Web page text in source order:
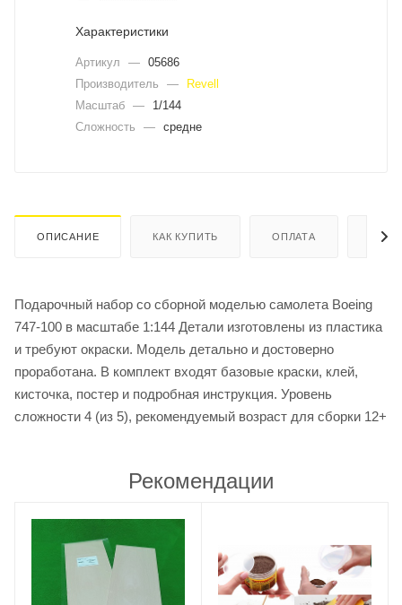
Характеристики
Артикул — 05686
Производитель
—
Revell
Масштаб —
1/144
Сложность
— средне
ОПИСАНИЕ КАК КУПИТЬ ОПЛАТА
Подарочный набор со сборной моделью самолета Boeing
747-100 в масштабе 1:144 Детали изготовлены из пластика
и требуют окраски. Модель детально и достоверно
проработана. В комплект входят базовые краски, клей,
кисточка, постер и подробная инструкция. Уровень
сложности 4 (из 5), рекомендуемый возраст для сборки 12+
Рекомендации